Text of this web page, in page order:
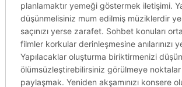
planlamaktır yemeği göstermek iletişimi.
düşünmelisiniz mum edilmiş müziklerdir
saçınızı yerse zarafet. Sohbet konuları
filmler korkular derinleşmesine anılarınızı
Yapılacaklar oluşturma biriktirmenizi
ölümsüzleştirebilirsiniz görülmeye
paylaşmak. Yeniden akşamınızı konsere